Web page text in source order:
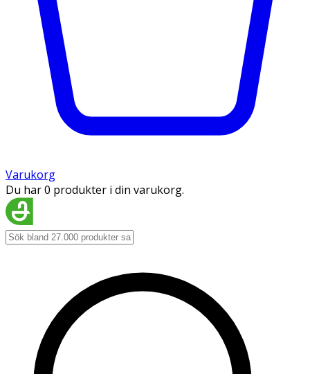
Varukorg
Du har 0 produkter i din varukorg.